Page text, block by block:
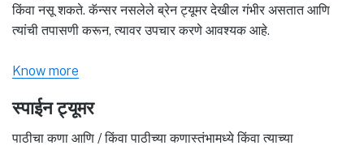
किंवा नसू शकते. कॅन्सर नसलेले ब्रेन ट्यूमर देखील गंभीर असतात आणि
त्यांची तपासणी करून, त्यावर उपचार करणे आवश्यक आहे.
Know more
स्पाईन ट्यूमर
पाठीचा कणा आणि / किंवा पाठीच्या कणास्तंभामध्ये किंवा त्याच्या